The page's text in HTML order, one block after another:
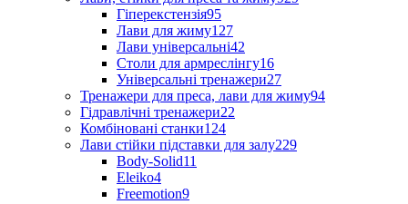
Гіперекстензія95
Лави для жиму127
Лави універсальні42
Столи для армреслінгу16
Універсальні тренажери27
Тренажери для преса, лави для жиму94
Гідравлічні тренажери22
Комбіновані станки124
Лави стійки підставки для залу229
Body-Solid11
Eleiko4
Freemotion9